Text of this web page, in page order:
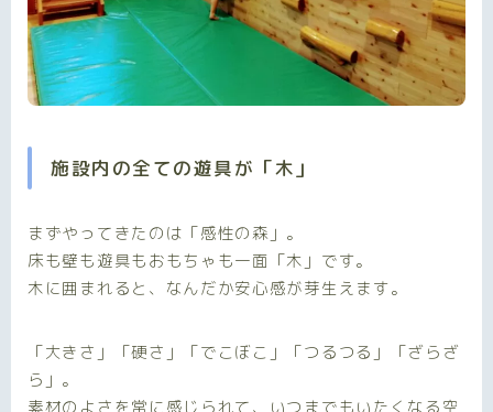
施設内の全ての遊具が「木」
まずやってきたのは「感性の森」。
床も壁も遊具もおもちゃも一面「木」です。
木に囲まれると、なんだか安心感が芽生えます。
「大きさ」「硬さ」「でこぼこ」「つるつる」「ざらざ
ら」。
素材のよさを常に感じられて、いつまでもいたくなる空